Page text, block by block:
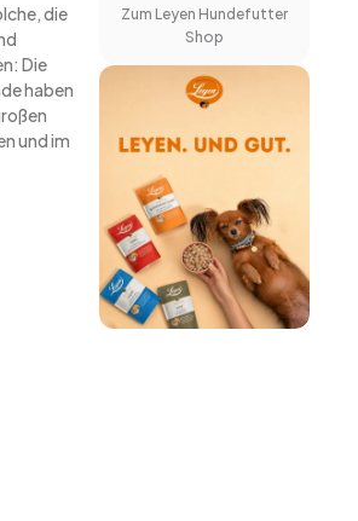
die
Die
haben
und im
Zum Leyen Hundefutter
Shop